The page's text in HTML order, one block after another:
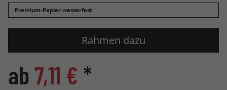
Premium-Papier wasserfest
Rahmen dazu
ab 7,11 € *